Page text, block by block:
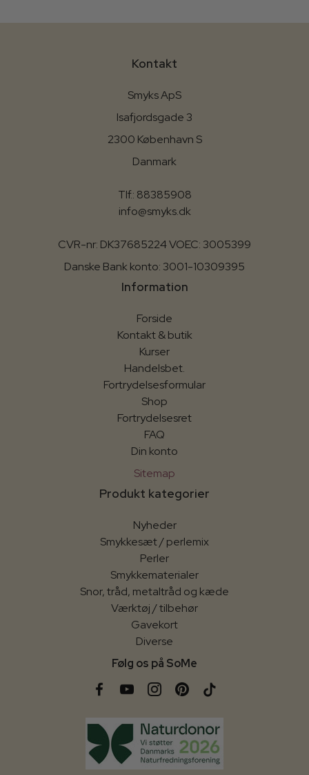
Kontakt
Smyks ApS
Isafjordsgade 3
2300 København S
Danmark
Tlf.: 88385908
info@smyks.dk
CVR-nr: DK37685224 VOEC: 3005399
Danske Bank konto: 3001-10309395
Information
Forside
Kontakt & butik
Kurser
Handelsbet.
Fortrydelsesformular
Shop
Fortrydelsesret
FAQ
Din konto
Sitemap
Produkt kategorier
Nyheder
Smykkesæt / perlemix
Perler
Smykkematerialer
Snor, tråd, metaltråd og kæde
Værktøj / tilbehør
Gavekort
Diverse
Følg os på SoMe